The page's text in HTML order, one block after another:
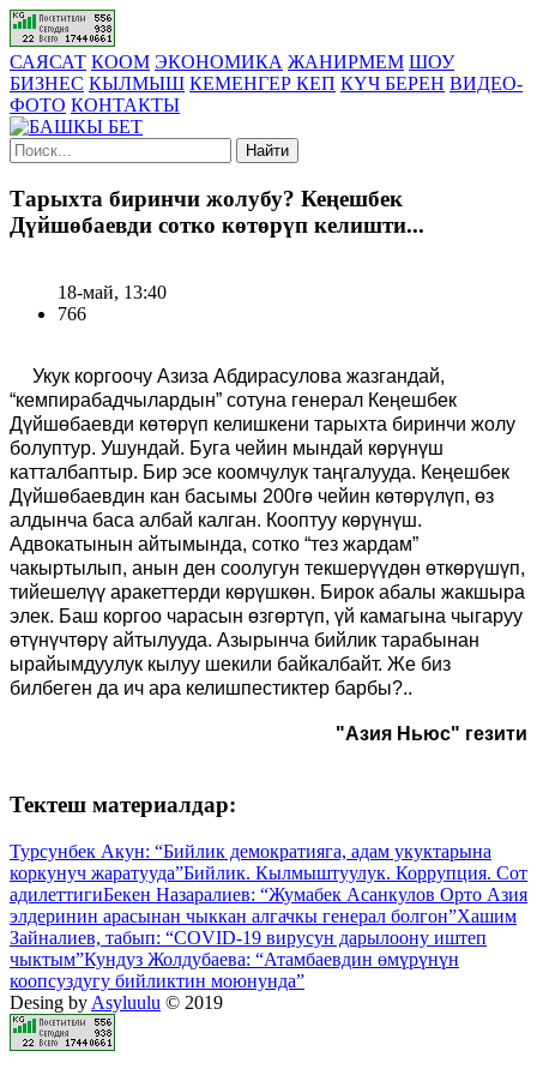
САЯСАТ КООМ ЭКОНОМИКА ЖАНИРМЕМ ШОУ
БИЗНЕС КЫЛМЫШ КЕМЕНГЕР КЕП КҮЧ БЕРЕН ВИДЕО-
ФОТО КОНТАКТЫ
Найти
Тарыхта биринчи жолубу? Кеңешбек
Дүйшөбаевди сотко көтөрүп келишти...
18-май, 13:40
766
Укук коргоочу Азиза Абдирасулова жазгандай,
“кемпирабадчылардын” сотуна генерал Кеңешбек
Дүйшөбаевди көтөрүп келишкени тарыхта биринчи жолу
болуптур. Ушундай. Буга чейин мындай көрүнүш
катталбаптыр. Бир эсе коомчулук таңгалууда. Кеңешбек
Дүйшөбаевдин кан басымы 200гө чейин көтөрүлүп, өз
алдынча баса албай калган. Кооптуу көрүнүш.
Адвокатынын айтымында, сотко “тез жардам”
чакыртылып, анын ден соолугун текшерүүдөн өткөрүшүп,
тийешелүү аракеттерди көрүшкөн. Бирок абалы жакшыра
элек. Баш коргоо чарасын өзгөртүп, үй камагына чыгаруу
өтүнүчтөрү айтылууда. Азырынча бийлик тарабынан
ырайымдуулук кылуу шекили байкалбайт. Же биз
билбеген да ич ара келишпестиктер барбы?..
"Азия Ньюс" гезити
Тектеш материалдар:
Турсунбек Акун: “Бийлик демократияга, адам укуктарына
коркунуч жаратууда”Бийлик. Кылмыштуулук. Коррупция. Сот
адилеттигиБекен Назаралиев: “Жумабек Асанкулов Орто Азия
элдеринин арасынан чыккан алгачкы генерал болгон”Хашим
Зайналиев, табып: “COVID-19 вирусун дарылоону иштеп
чыктым”Кундуз Жолдубаева: “Атамбаевдин өмүрүнүн
коопсуздугу бийликтин моюнунда”
Desing by Asyluulu © 2019